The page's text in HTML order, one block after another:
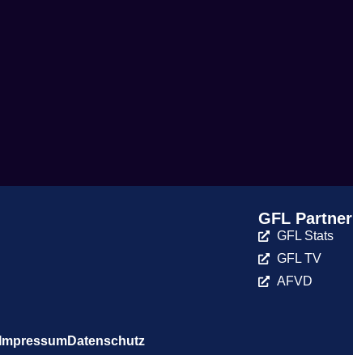
GFL Partner
GFL Stats
GFL TV
AFVD
ImpressumDatenschutz